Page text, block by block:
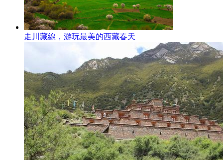
走川藏線，游玩最美的西藏春天